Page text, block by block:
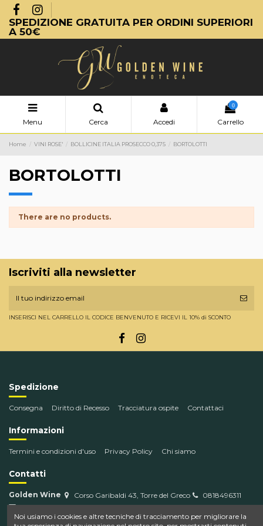
SPEDIZIONE GRATUITA PER ORDINI SUPERIORI
A 50€
Menu Cerca Accedi
0
Carrello
Home VINI ROSE' BOLLICINE ITALIA PROSECCO 0,375 BORTOLOTTI
BORTOLOTTI
There are no products.
Iscriviti alla newsletter
INSERISCI NEL CARRELLO IL CODICE BENVENUTO E RICEVI IL 10% di SCONTO
Spedizione
Consegna Diritto di Recesso Tracciatura ospite Contattaci
Informazioni
Termini e condizioni d'uso Privacy Policy Chi siamo
Contatti
Golden Wine Corso Garibaldi 43, Torre del Greco
0818496311
info@goldenwine.com
Noi usiamo i cookies e altre tecniche di tracciamento per migliorare la